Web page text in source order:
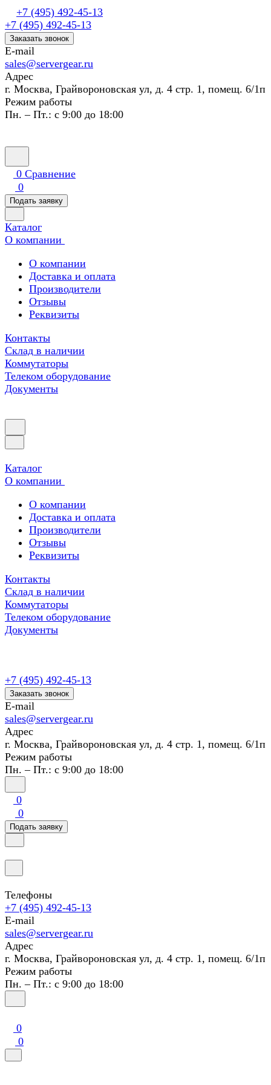
+7 (495) 492-45-13
+7 (495) 492-45-13
Заказать звонок
E-mail
sales@servergear.ru
Адрес
г. Москва, Грайвороновская ул, д. 4 стр. 1, помещ. 6/1п
Режим работы
Пн. – Пт.: с 9:00 до 18:00
0 Сравнение
0
Подать заявку
Каталог
О компании
О компании
Доставка и оплата
Производители
Отзывы
Реквизиты
Контакты
Склад в наличии
Коммутаторы
Телеком оборудование
Документы
Каталог
О компании
О компании
Доставка и оплата
Производители
Отзывы
Реквизиты
Контакты
Склад в наличии
Коммутаторы
Телеком оборудование
Документы
+7 (495) 492-45-13
Заказать звонок
E-mail
sales@servergear.ru
Адрес
г. Москва, Грайвороновская ул, д. 4 стр. 1, помещ. 6/1п
Режим работы
Пн. – Пт.: с 9:00 до 18:00
0
0
Подать заявку
Телефоны
+7 (495) 492-45-13
E-mail
sales@servergear.ru
Адрес
г. Москва, Грайвороновская ул, д. 4 стр. 1, помещ. 6/1п
Режим работы
Пн. – Пт.: с 9:00 до 18:00
0
0